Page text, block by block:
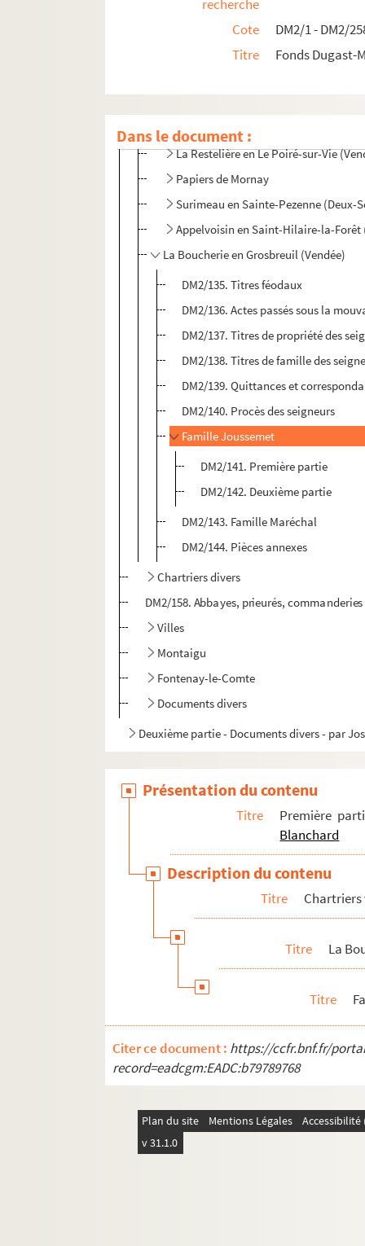
recherche
Cote
DM2/1 - DM2/
Titre
Fonds Dugast-
Dans le document :
La Maisonneuve en Montournais
La Geffardière en Montournais
La Brandannière en Cezais (Vendée)
La Restelière en Le Poiré-sur-Vie
Papiers de Mornay
Surimeau en Sainte-Pezenne (Deux-
Appelvoisin en Saint-Hilaire-la-Forêt
La Boucherie en Grosbreuil (Vendée)
DM2/135. Titres féodaux
DM2/136. Actes passés sous la
DM2/137. Titres de propriété des
DM2/138. Titres de famille des
DM2/139. Quittances et
DM2/140. Procès des seigneurs
Famille Joussemet
DM2/141. Première partie
DM2/142. Deuxième partie
DM2/143. Famille Maréchal
DM2/144. Pièces annexes
Chartriers divers
DM2/158. Abbayes, prieurés, commanderies
Villes
Montaigu
Fontenay-le-Comte
Documents divers
Deuxième partie - Documents divers - par
Présentation du contenu
Titre
Première
Blanchard
Description du contenu
Titre Chartriers
Titre La
Titre
Citer ce document : https://ccfr.bnf.fr/
record=eadcgm:EADC:b79789768
Plan du site Mentions Légales
v 31.1.0